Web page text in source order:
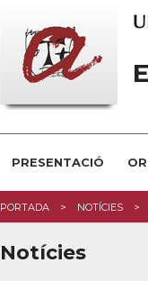
PRESENTACIÓ
PORTADA NOTÍCIES
Notícies